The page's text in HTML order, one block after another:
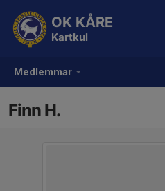
Medlemmar
OK KÅRE
Kartkul
Finn H.